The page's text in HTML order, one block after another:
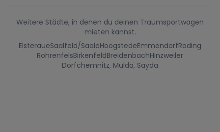
Weitere Städte, in denen du deinen Traumsportwagen
mieten kannst.
ElsteraueSaalfeld/SaaleHoogstedeEmmendorfRoding
RohrenfelsBirkenfeldBreidenbachHinzweiler
Dorfchemnitz, Mulda, Sayda